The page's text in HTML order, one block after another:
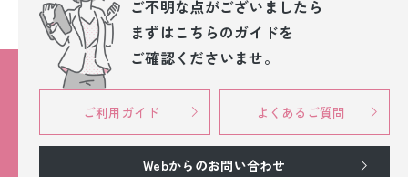
ご不明な点がございましたら
まずはこちらのガイドを
ご確認くださいませ。
ご利用ガイド よくあるご質問
Webからのお問い合わせ